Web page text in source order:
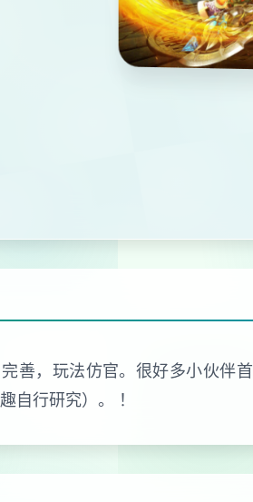
善，玩法仿官。很好多小伙伴
自行研究）。 ！